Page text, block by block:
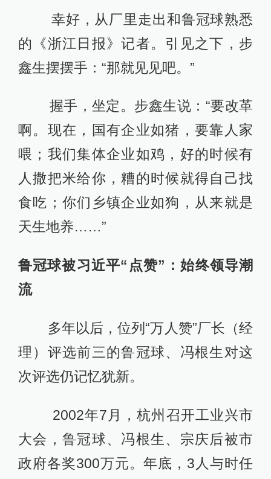
幸好，从厂里走出和鲁冠球熟悉
的《浙江日报》记者。引见之下，步
鑫生摆摆手：“那就见见吧。”
握手，坐定。步鑫生说：“要改革
啊。现在，国有企业如猪，要靠人家
喂；我们集体企业如鸡，好的时候有
人撒把米给你，糟的时候就得自己找
食吃；你们乡镇企业如狗，从来就是
天生地养……”
鲁冠球被习近平“点赞”：始终领导潮
流
多年以后，位列“万人赞”厂长（经
理）评选前三的鲁冠球、冯根生对这
次评选仍记忆犹新。
2002年7月，杭州召开工业兴市
大会，鲁冠球、冯根生、宗庆后被市
政府各奖300万元。年底，3人与时任